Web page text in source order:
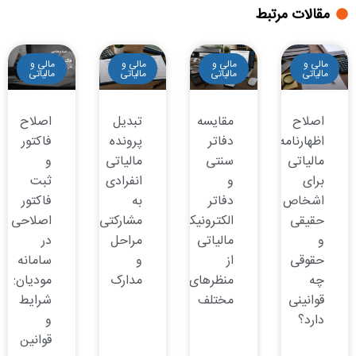
مقالات مرتبط
مالی و
مالیاتی
اصلاح
اظهارنامه
مالیاتی
برای
اشخاص
حقیقی
و
حقوقی
چه
قوانینی
دارد؟
مالی و
مالیاتی
مقایسه
دفاتر
سنتی
و
دفاتر
الکترونیکی
مالیاتی
از
منظرهای
مختلف
مالی و
مالیاتی
تبدیل
پرونده
مالیاتی
انفرادی
به
مشارکتی:
مراحل
و
مدارک
مالی و
مالیاتی
اصلاح
فاکتور
و
ثبت
فاکتور
اصلاحی
در
سامانه
مودیان:
شرایط
و
قوانین